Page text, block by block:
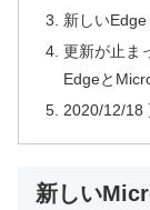
新しい
更新が止ま
Edgeと
2020/12/18
新しい